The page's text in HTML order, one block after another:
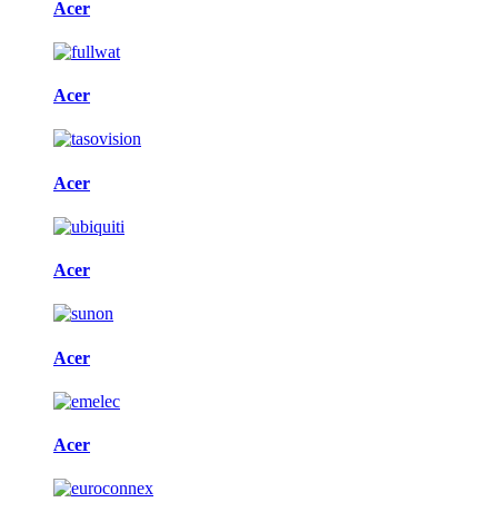
Acer
Acer
Acer
Acer
Acer
Acer